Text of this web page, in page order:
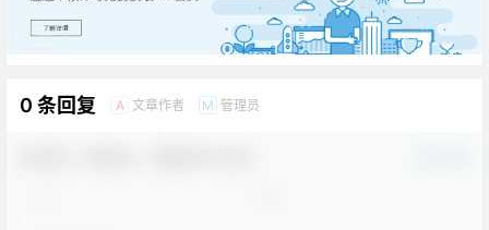
广告
0 条回复 A 文章作者 M 管理员